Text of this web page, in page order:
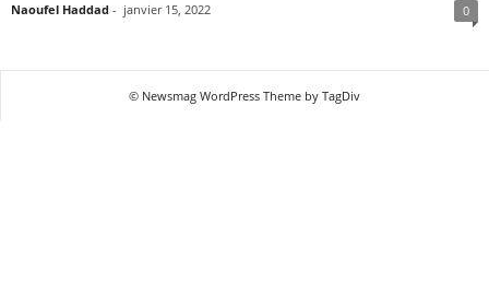
Naoufel Haddad - janvier 15, 2022 0
© Newsmag WordPress Theme by TagDiv